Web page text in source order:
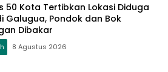
50 Kota Tertibkan Lokasi Diduga
Galugua, Pondok dan Bok
Dibakar
8 Agustus 2026